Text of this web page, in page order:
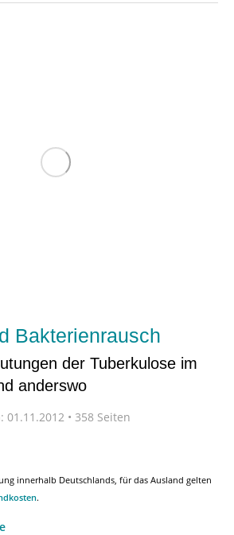
Bakterienrausch
der Tuberkulose im
anderswo
01.11.2012 • 358 Seiten
innerhalb Deutschlands, für das Ausland gelten
.